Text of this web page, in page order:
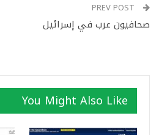
صحافيون عرب في إسرائيل
You Might Also Like